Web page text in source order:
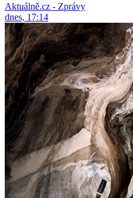
Aktuálně.cz - Zprávy
dnes, 17:14